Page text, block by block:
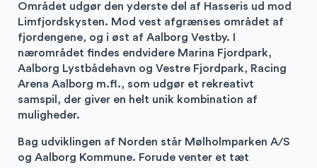
Området udgør den yderste del af Hasseris ud mod
Limfjordskysten. Mod vest afgrænses området af
fjordengene, og i øst af Aalborg Vestby. I
nærområdet findes endvidere Marina Fjordpark,
Aalborg Lystbådehavn og Vestre Fjordpark, Racing
Arena Aalborg m.fl., som udgør et rekreativt
samspil, der giver en helt unik kombination af
muligheder.
Bag udviklingen af Norden står Mølholmparken A/S
og Aalborg Kommune. Forude venter et tæt